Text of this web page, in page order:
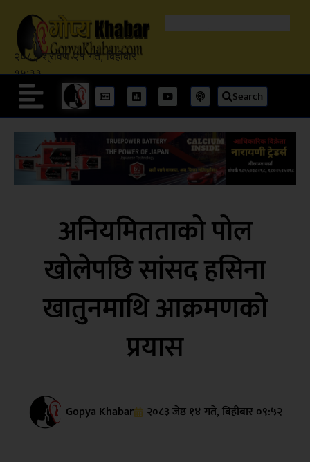
२०८३ श्रावण २१ गते, बिहीबार
१५:३३
Search
अनियमितताको पोल
खोलेपछि सांसद हसिना
खातुनमाथि आक्रमणको
प्रयास
Gopya Khabar २०८३ जेष्ठ १४ गते, बिहीबार ०९:५२